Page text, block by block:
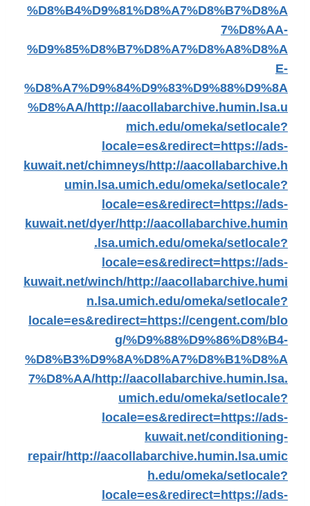
%D8%B4%D9%81%D8%A7%D8%B7%D8%A
7%D8%AA-
%D9%85%D8%B7%D8%A7%D8%A8%D8%A
E-
%D8%A7%D9%84%D9%83%D9%88%D9%8A
%D8%AA/http://aacollabarchive.humin.lsa.u
mich.edu/omeka/setlocale?
locale=es&redirect=https://ads-
kuwait.net/chimneys/http://aacollabarchive.h
umin.lsa.umich.edu/omeka/setlocale?
locale=es&redirect=https://ads-
kuwait.net/dyer/http://aacollabarchive.humin
.lsa.umich.edu/omeka/setlocale?
locale=es&redirect=https://ads-
kuwait.net/winch/http://aacollabarchive.humi
n.lsa.umich.edu/omeka/setlocale?
locale=es&redirect=https://cengent.com/blo
g/%D9%88%D9%86%D8%B4-
%D8%B3%D9%8A%D8%A7%D8%B1%D8%A
7%D8%AA/http://aacollabarchive.humin.lsa.
umich.edu/omeka/setlocale?
locale=es&redirect=https://ads-
kuwait.net/conditioning-
repair/http://aacollabarchive.humin.lsa.umic
h.edu/omeka/setlocale?
locale=es&redirect=https://ads-